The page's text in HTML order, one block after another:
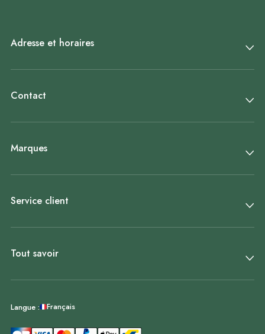
Adresse et horaires
Contact
Marques
Service client
Tout savoir
Langue : Français